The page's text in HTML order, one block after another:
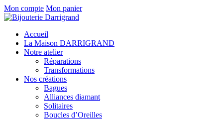
Mon compte Mon panier
Accueil
La Maison DARRIGRAND
Notre atelier
Réparations
Transformations
Nos créations
Bagues
Alliances diamant
Solitaires
Boucles d’Oreilles